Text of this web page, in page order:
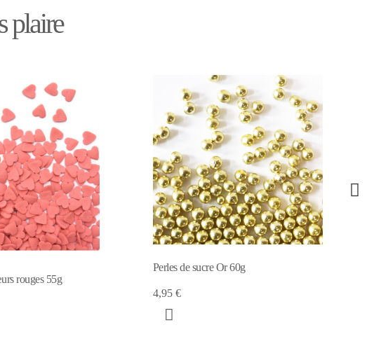
plaire
Décors sucrés "Yeux" 40 g
4,29 €